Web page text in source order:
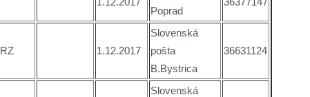
Poprad
RZ 1.12.2017
Slovenská
pošta
B.Bystrica
36631124
Slovenská